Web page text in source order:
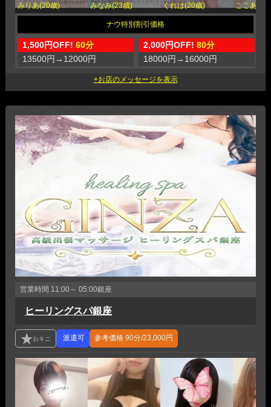
みりあ(20歳) みなみ(23歳) くれは(20歳) ここあ(25
1,500円OFF! 60分
13500円 → 12000円
2,000円OFF! 80分
18000円 → 16000円
営業時間 11:00～ 05:00銀座
ヒーリングスパ銀座
参考価格90分/23,000円